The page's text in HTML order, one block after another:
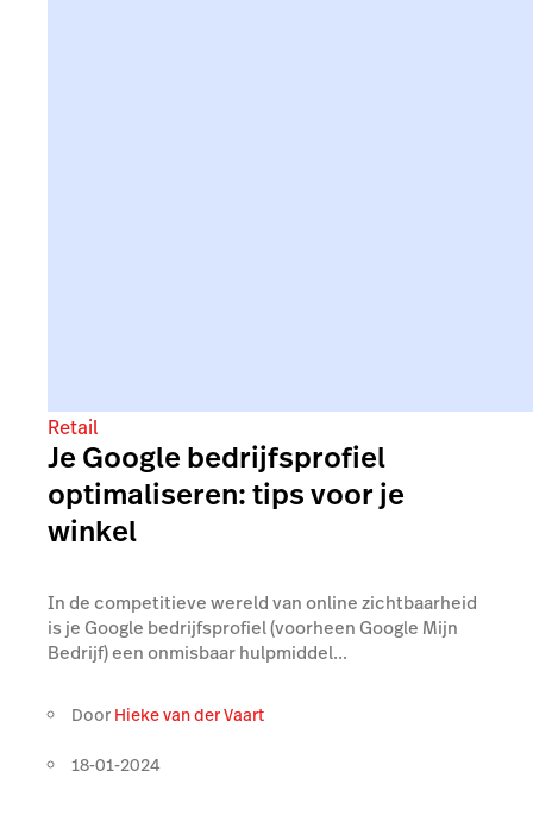
Retail
Je Google bedrijfsprofiel
optimaliseren: tips voor je
winkel
In de competitieve wereld van online zichtbaarheid
is je Google bedrijfsprofiel (voorheen Google Mijn
Bedrijf) een onmisbaar hulpmiddel...
Door Hieke van der Vaart
18-01-2024